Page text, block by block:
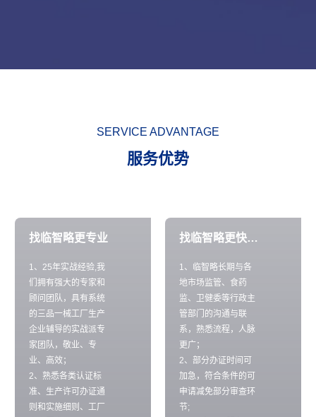
SERVICE ADVANTAGE
服务优势
找临智略更专业
1、25年实战经验,我
们拥有强大的专家和
顾问团队，具有系统
的三品一械工厂生产
企业辅导的实战派专
家团队，敬业、专
业、高效；
2、熟悉各类认证标
准、生产许可办证通
则和实施细则、工厂
找临智略更快拿证
1、临智略长期与各
地市场监管、食药
监、卫健委等行政主
管部门的沟通与联
系，熟悉流程，人脉
更广；
2、部分办证时间可
加急，符合条件的可
申请减免部分审查环
节;